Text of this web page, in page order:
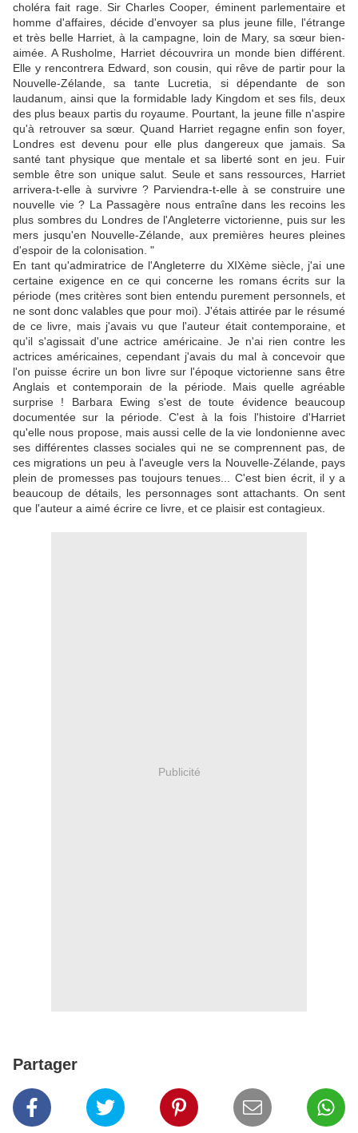
choléra fait rage. Sir Charles Cooper, éminent parlementaire et
homme d'affaires, décide d'envoyer sa plus jeune fille, l'étrange
et très belle Harriet, à la campagne, loin de Mary, sa sœur bien-
aimée. A Rusholme, Harriet découvrira un monde bien différent.
Elle y rencontrera Edward, son cousin, qui rêve de partir pour la
Nouvelle-Zélande, sa tante Lucretia, si dépendante de son
laudanum, ainsi que la formidable lady Kingdom et ses fils, deux
des plus beaux partis du royaume. Pourtant, la jeune fille n'aspire
qu'à retrouver sa sœur. Quand Harriet regagne enfin son foyer,
Londres est devenu pour elle plus dangereux que jamais. Sa
santé tant physique que mentale et sa liberté sont en jeu. Fuir
semble être son unique salut. Seule et sans ressources, Harriet
arrivera-t-elle à survivre ? Parviendra-t-elle à se construire une
nouvelle vie ? La Passagère nous entraîne dans les recoins les
plus sombres du Londres de l'Angleterre victorienne, puis sur les
mers jusqu'en Nouvelle-Zélande, aux premières heures pleines
d'espoir de la colonisation. "
En tant qu'admiratrice de l'Angleterre du XIXème siècle, j'ai une
certaine exigence en ce qui concerne les romans écrits sur la
période (mes critères sont bien entendu purement personnels, et
ne sont donc valables que pour moi). J'étais attirée par le résumé
de ce livre, mais j'avais vu que l'auteur était contemporaine, et
qu'il s'agissait d'une actrice américaine. Je n'ai rien contre les
actrices américaines, cependant j'avais du mal à concevoir que
l'on puisse écrire un bon livre sur l'époque victorienne sans être
Anglais et contemporain de la période. Mais quelle agréable
surprise ! Barbara Ewing s'est de toute évidence beaucoup
documentée sur la période. C'est à la fois l'histoire d'Harriet
qu'elle nous propose, mais aussi celle de la vie londonienne avec
ses différentes classes sociales qui ne se comprennent pas, de
ces migrations un peu à l'aveugle vers la Nouvelle-Zélande, pays
plein de promesses pas toujours tenues... C'est bien écrit, il y a
beaucoup de détails, les personnages sont attachants. On sent
que l'auteur a aimé écrire ce livre, et ce plaisir est contagieux.
Publicité
Partager